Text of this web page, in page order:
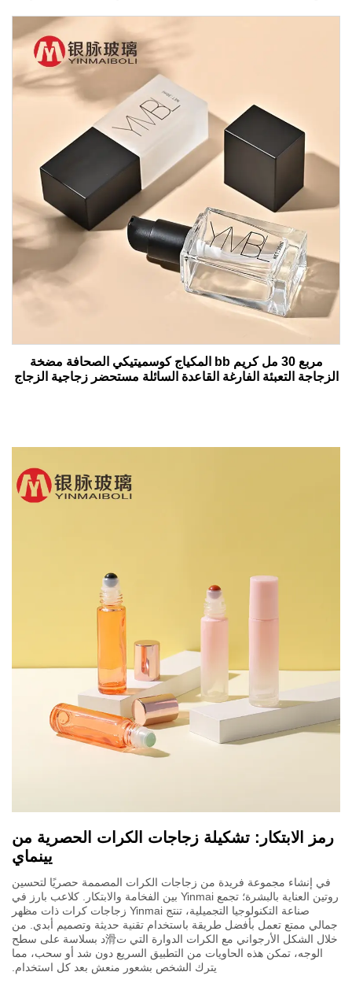
مربع 30 مل كريم bb المكياج كوسميتيكي الصحافة مضخة
الزجاجة التعبئة الفارغة القاعدة السائلة مستحضر زجاجية الزجاج
رمز الابتكار: تشكيلة زجاجات الكرات الحصرية من
يينماي
في إنشاء مجموعة فريدة من زجاجات الكرات المصممة حصريًا لتحسين
روتين العناية بالبشرة؛ تجمع Yinmai بين الفخامة والابتكار. كلاعب بارز في
صناعة التكنولوجيا التجميلية، تنتج Yinmai زجاجات كرات ذات مظهر
جمالي ممتع تعمل بأفضل طريقة باستخدام تقنية حديثة وتصميم أبدي. من
خلال الشكل الأرجواني مع الكرات الدوارة التي ت滑د بسلاسة على سطح
الوجه، تمكن هذه الحاويات من التطبيق السريع دون شد أو سحب، مما
يترك الشخص بشعور منعش بعد كل استخدام.